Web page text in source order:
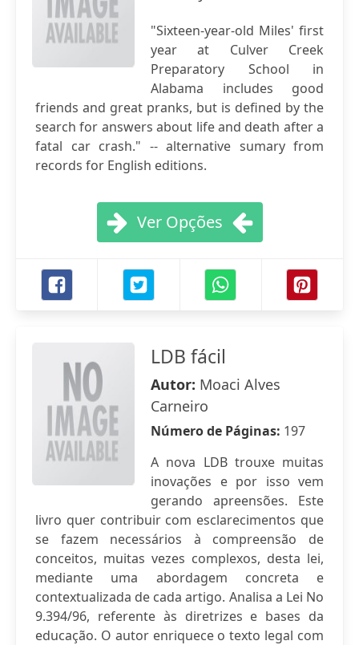
"Sixteen-year-old Miles' first
year at Culver Creek
Preparatory School in
Alabama includes good
friends and great pranks, but is defined by the
search for answers about life and death after a
fatal car crash." -- alternative sumary from
records for English editions.
Ver Opções
LDB fácil
Autor: Moaci Alves
Carneiro
Número de Páginas: 197
A nova LDB trouxe muitas
inovações e por isso vem
gerando apreensões. Este
livro quer contribuir com esclarecimentos que
se fazem necessários à compreensão de
conceitos, muitas vezes complexos, desta lei,
mediante uma abordagem concreta e
contextualizada de cada artigo. Analisa a Lei No
9.394/96, referente às diretrizes e bases da
educação. O autor enriquece o texto legal com